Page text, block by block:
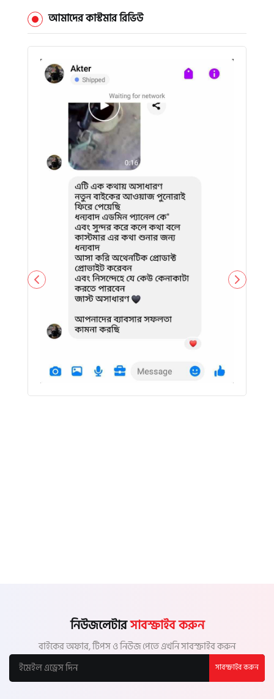
আমাদের কাস্টমার রিভিউ
নিউজলেটারসাবস্ক্রাইব করুন
বাইকের অফার, টিপস ও নিউজ পেতে এখনি সাবস্ক্রাইব করুন
সাবস্ক্রাইব করুন